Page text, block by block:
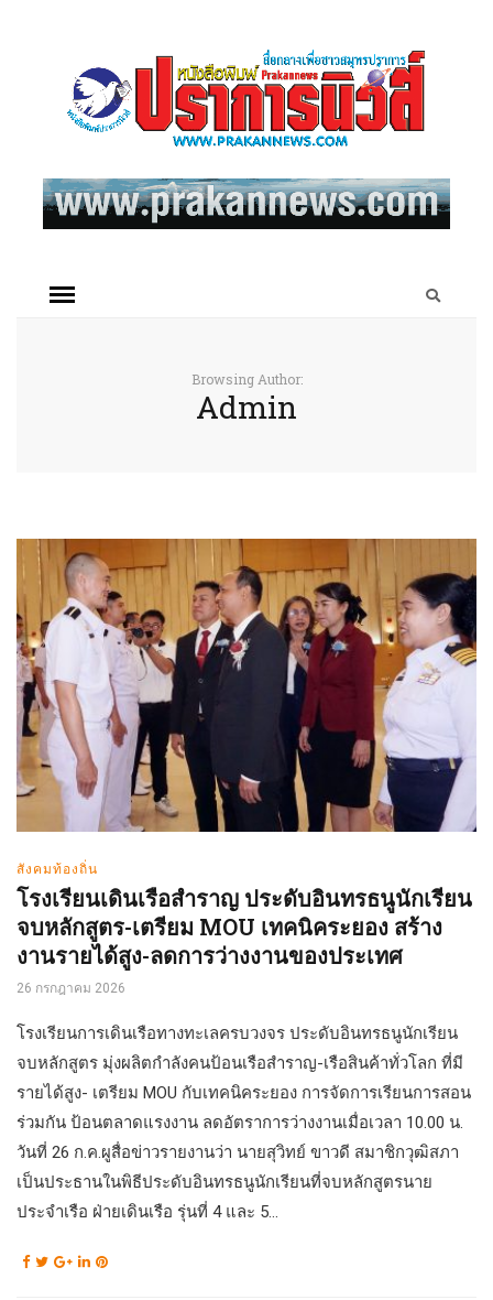
Browsing Author:
Admin
สังคมท้องถิ่น
โรงเรียนเดินเรือสำราญ ประดับอินทรธนูนักเรียน
จบหลักสูตร-เตรียม MOU เทคนิคระยอง สร้าง
งานรายได้สูง-ลดการว่างงานของประเทศ
26 กรกฎาคม 2026
โรงเรียนการเดินเรือทางทะเลครบวงจร ประดับอินทรธนูนักเรียน
จบหลักสูตร มุ่งผลิตกำลังคนป้อนเรือสำราญ-เรือสินค้าทั่วโลก ที่มี
รายได้สูง- เตรียม MOU กับเทคนิคระยอง การจัดการเรียนการสอน
ร่วมกัน ป้อนตลาดแรงงาน ลดอัตราการว่างงานเมื่อเวลา 10.00 น.
วันที่ 26 ก.ค.ผูสื่อข่าวรายงานว่า นายสุวิทย์ ขาวดี สมาชิกวุฒิสภา
เป็นประธานในพิธีประดับอินทรธนูนักเรียนที่จบหลักสูตรนาย
ประจำเรือ ฝ่ายเดินเรือ รุ่นที่ 4 และ 5...